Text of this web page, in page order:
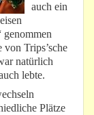
auch ein
genommen
Trips’sche
natürlich
lebte.
Plätze